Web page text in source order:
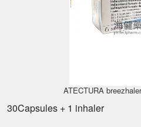
ATECTURA
30Capsules + 1 inhaler